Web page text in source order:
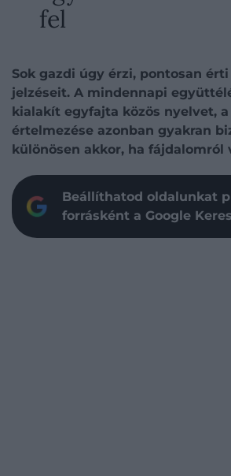
fel
Sok gazdi úgy érzi, pontosan
jelzéseit. A mindennapi
kialakít egyfajta közös nyelvet,
értelmezése azonban gyakran
különösen akkor, ha fájdalomról
Beállíthatod oldalunkat
forrásként a Google